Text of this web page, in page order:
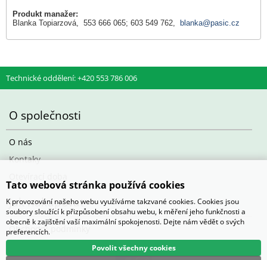
Produkt manažer:
Blanka Topiarzová, 553 666 065; 603 549 762,
blanka@pasic.cz
Technické oddělení: +420 553 786 006
O společnosti
O nás
Kontaky
Jak nakupovat
Obchodní podmínky
Tato webová stránka používá cookies
K provozování našeho webu využíváme takzvané cookies. Cookies jsou
soubory sloužící k přizpůsobení obsahu webu, k měření jeho funkčnosti a
obecně k zajištění vaší maximální spokojenosti. Dejte nám vědět o svých
preferencích.
Povolit všechny cookies